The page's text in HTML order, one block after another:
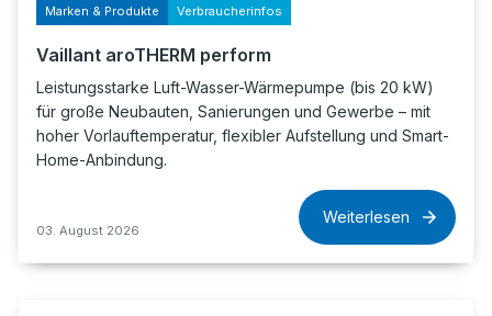
Marken & Produkte Verbraucherinfos
Vaillant aroTHERM perform
Leistungsstarke Luft-Wasser-Wärmepumpe (bis 20 kW)
für große Neubauten, Sanierungen und Gewerbe – mit
hoher Vorlauftemperatur, flexibler Aufstellung und Smart-
Home-Anbindung.
03. August 2026
Weiterlesen